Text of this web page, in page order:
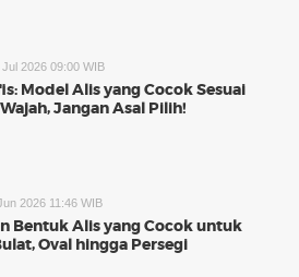
Jul 2026 09:00 WIB
Model Alis yang Cocok Sesuai
Jangan Asal Pilih!
2026 11:46 WIB
Bentuk Alis yang Cocok untuk
Oval hingga Persegi